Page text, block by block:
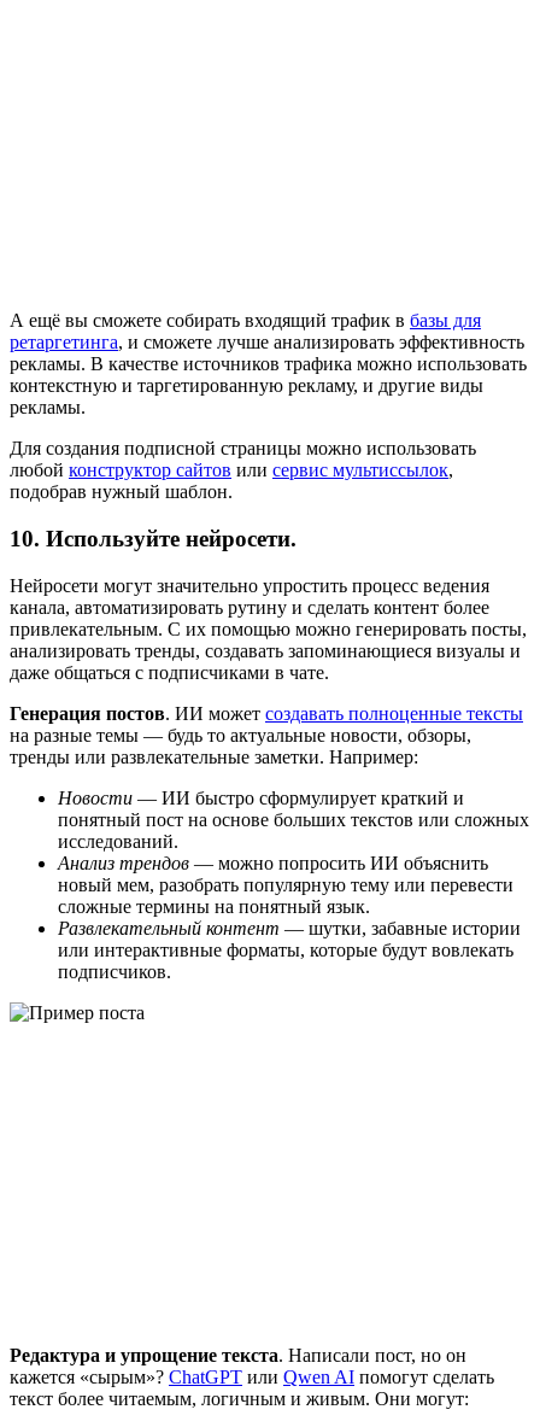
А ещё вы сможете собирать входящий трафик в базы для
ретаргетинга, и сможете лучше анализировать эффективность
рекламы. В качестве источников трафика можно использовать
контекстную и таргетированную рекламу, и другие виды
рекламы.
Для создания подписной страницы можно использовать
любой конструктор сайтов или сервис мультиссылок,
подобрав нужный шаблон.
10. Используйте нейросети.
Нейросети могут значительно упростить процесс ведения
канала, автоматизировать рутину и сделать контент более
привлекательным. С их помощью можно генерировать посты,
анализировать тренды, создавать запоминающиеся визуалы и
даже общаться с подписчиками в чате.
Генерация постов. ИИ может создавать полноценные тексты
на разные темы — будь то актуальные новости, обзоры,
тренды или развлекательные заметки. Например:
Новости — ИИ быстро сформулирует краткий и
понятный пост на основе больших текстов или сложных
исследований.
Анализ трендов — можно попросить ИИ объяснить
новый мем, разобрать популярную тему или перевести
сложные термины на понятный язык.
Развлекательный контент — шутки, забавные истории
или интерактивные форматы, которые будут вовлекать
подписчиков.
Редактура и упрощение текста. Написали пост, но он
кажется «сырым»? ChatGPT или Qwen AI помогут сделать
текст более читаемым, логичным и живым. Они могут: